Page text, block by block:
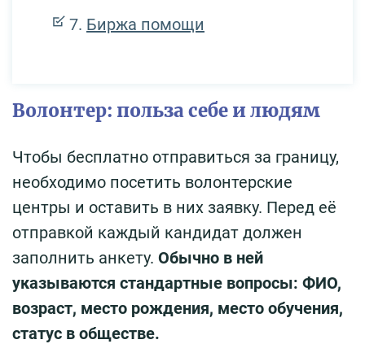
Биржа помощи
Волонтер: польза себе и людям
Чтобы бесплатно отправиться за границу,
необходимо посетить волонтерские
центры и оставить в них заявку. Перед её
отправкой каждый кандидат должен
заполнить анкету. Обычно в ней
указываются стандартные вопросы: ФИО,
возраст, место рождения, место обучения,
статус в обществе.